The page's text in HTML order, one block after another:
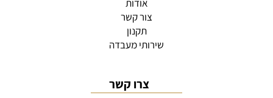
אודות
צור קשר
תקנון
שירותי מעבדה
צרו קשר